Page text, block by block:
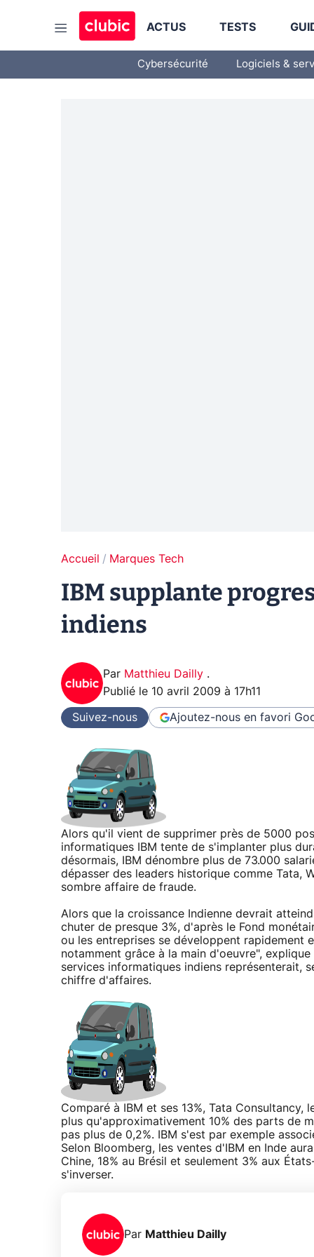
ACTUS TESTS
Cybersécurité Logiciels &
Accueil Marques Tech
IBM supplante
indiens
Par Matthieu Dailly .
Publié le 10 avril 2009 à 17h11
Suivez-nous Ajoutez-nous en favori
Alors qu'il vient de supprimer près de 5000
informatiques IBM tente de s'implanter plus
désormais, IBM dénombre plus de 73.000
dépasser des leaders historique comme Tata,
sombre affaire de fraude.
Alors que la croissance Indienne devrait
chuter de presque 3%, d'après le Fond
ou les entreprises se développent rapidement
notamment grâce à la main d'oeuvre",
services informatiques indiens représenterait,
chiffre d'affaires.
Comparé à IBM et ses 13%, Tata
plus qu'approximativement 10% des parts de
pas plus de 0,2%. IBM s'est par exemple
Selon Bloomberg, les ventes d'IBM en Inde
Chine, 18% au Brésil et seulement 3% aux
s'inverser.
Par Matthieu Dailly